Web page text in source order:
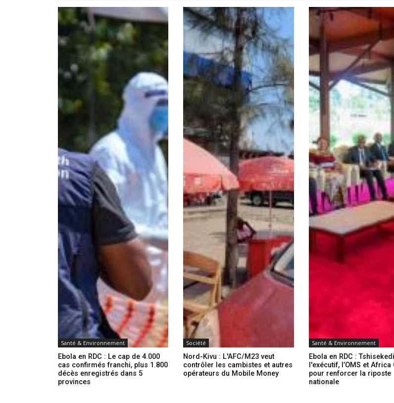
Santé & Environnement
Ebola en RDC : Le cap de 4.000
cas confirmés franchi, plus 1.800
décès enregistrés dans 5
provinces
Société
Nord-Kivu : L'AFC/M23 veut
contrôler les cambistes et autres
opérateurs du Mobile Money
Santé & Environnement
Ebola en RDC :
l'exécutif, l’OMS et Africa
pour renforcer la riposte
nationale